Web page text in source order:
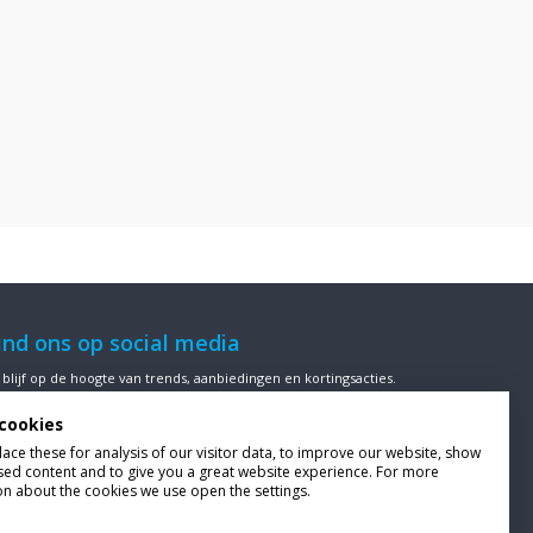
ons op social media
blijf op de hoogte van trends, aanbiedingen en kortingsacties.
klanten beoordelenVan Bellen Wind & Snowgemiddeld met
9,4 op basis van455beoordelingen.
these for analysis of our visitor data, to improve our website, show
content and to give you a great website experience. For more
about the cookies we use open the settings.